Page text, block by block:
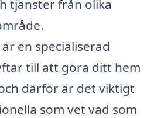
tjänster från olika
en specialiserad
till att göra ditt hem
därför är det viktigt
som vet vad som